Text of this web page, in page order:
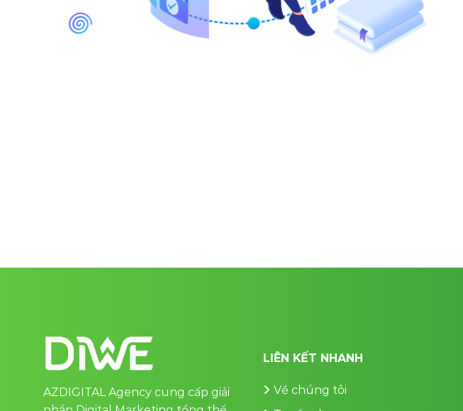
AZDIGITAL Agency cung cấp giải
LIÊN KẾT NHANH
Về chúng tôi